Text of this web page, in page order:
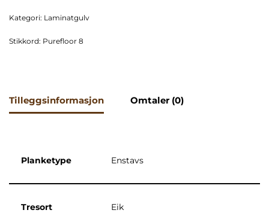
Kategori: Laminatgulv
Stikkord: Purefloor 8
Tilleggsinformasjon Omtaler (0)
Planketype Enstavs
Tresort Eik